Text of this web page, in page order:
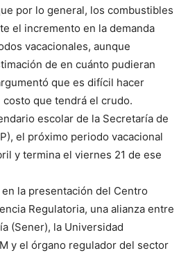
por lo general, los combustibles
el incremento en la demanda
vacacionales, aunque
de en cuánto pudieran
que es difícil hacer
que tendrá el crudo.
escolar de la Secretaría de
el próximo periodo vacacional
y termina el viernes 21 de ese
la presentación del Centro
Regulatoria, una alianza entre
(Sener), la Universidad
y el órgano regulador del sector